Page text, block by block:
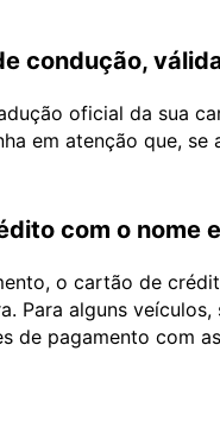
condução,
oficial da sua
em atenção que,
com o nome
o cartão de
Para alguns
de pagamento com